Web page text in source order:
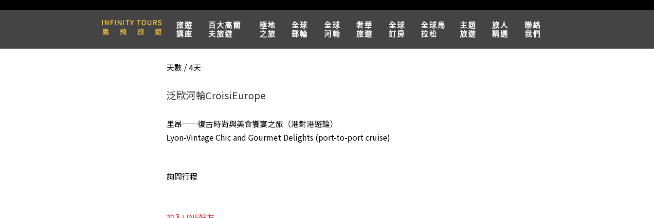
旅遊
講座
百大高爾
夫旅遊
極地
之旅
全球
郵輪
全球
河輪
奢華
旅遊
全球
訂房
全球馬
拉松
主題
旅遊
旅人
精選
聯絡
我們
天數 / 4天
泛歐河輪CroisiEurope
里昂──復古時尚與美食饗宴之旅（港對港遊輪）
Lyon-Vintage Chic and Gourmet Delights (port-to-port cruise)
詢問行程